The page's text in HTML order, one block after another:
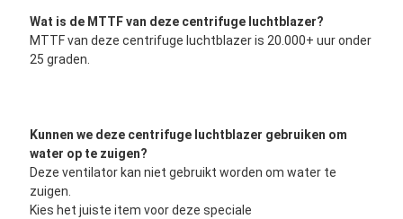
Wat is de MTTF van deze centrifuge luchtblazer?
MTTF van deze centrifuge luchtblazer is 20.000+ uur onder
25 graden.
Kunnen we deze centrifuge luchtblazer gebruiken om
water op te zuigen?
Deze ventilator kan niet gebruikt worden om water te
zuigen.
Kies het juiste item voor deze speciale